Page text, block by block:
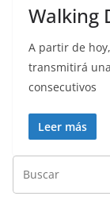
Walking
A partir de
transmitirá
consecutivos
Leer más